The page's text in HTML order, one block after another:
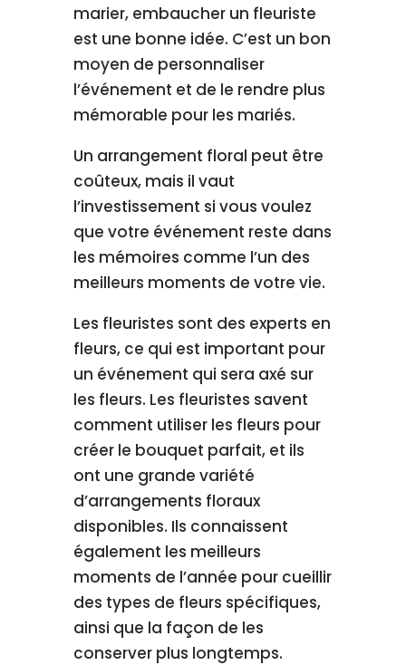
marier, embaucher un fleuriste
est une bonne idée. C’est un bon
moyen de personnaliser
l’événement et de le rendre plus
mémorable pour les mariés.
Un arrangement floral peut être
coûteux, mais il vaut
l’investissement si vous voulez
que votre événement reste dans
les mémoires comme l’un des
meilleurs moments de votre vie.
Les fleuristes sont des experts en
fleurs, ce qui est important pour
un événement qui sera axé sur
les fleurs. Les fleuristes savent
comment utiliser les fleurs pour
créer le bouquet parfait, et ils
ont une grande variété
d’arrangements floraux
disponibles. Ils connaissent
également les meilleurs
moments de l’année pour cueillir
des types de fleurs spécifiques,
ainsi que la façon de les
conserver plus longtemps.